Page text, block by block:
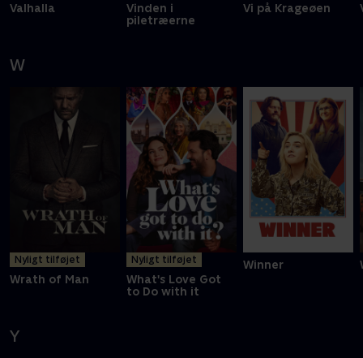
Valhalla
Vinden i
piletræerne
Vi på Krageøen
W
Nyligt tilføjet
Wrath of Man
Nyligt tilføjet
What's Love Got
to Do with it
Winner
Y